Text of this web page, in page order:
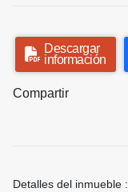
Descargar
información
Compartir
Detalles del inmueble :